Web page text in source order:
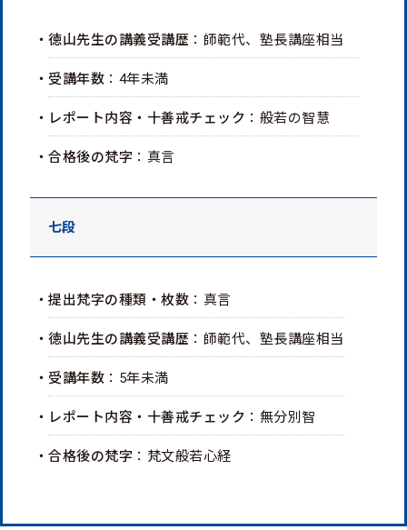
・徳山先生の講義受講歴 ：師範代、塾長講座相当
・受講年数 ：4年未満
・レポート内容・十善戒チェック ：般若の智慧
・合格後の梵字 ：真言
七段
・提出梵字の種類・枚数 ：真言
・徳山先生の講義受講歴 ：師範代、塾長講座相当
・受講年数 ：5年未満
・レポート内容・十善戒チェック ：無分別智
・合格後の梵字 ：梵文般若心経